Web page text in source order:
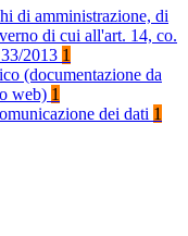
di amministrazione, di
di cui all'art. 14, co.
2013 1
(documentazione da
web) 1
dei dati 1